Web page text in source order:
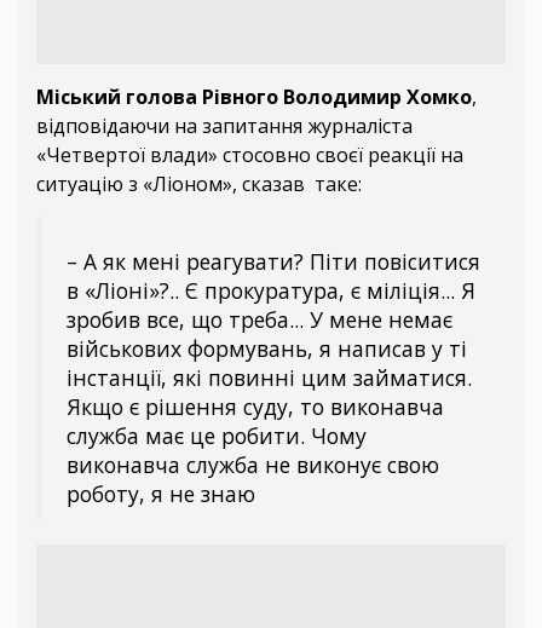
Міський голова Рівного Володимир Хомко,
відповідаючи на запитання журналіста
«Четвертої влади» стосовно своєї реакції на
ситуацію з «Ліоном», сказав таке:
– А як мені реагувати? Піти повіситися
в «Ліоні»?.. Є прокуратура, є міліція... Я
зробив все, що треба... У мене немає
військових формувань, я написав у ті
інстанції, які повинні цим займатися.
Якщо є рішення суду, то виконавча
служба має це робити. Чому
виконавча служба не виконує свою
роботу, я не знаю